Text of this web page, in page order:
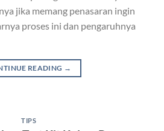
jika memang penasaran ingin
proses ini dan pengaruhnya
READING →
TIPS